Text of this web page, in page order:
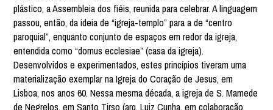
plástico, a Assembleia dos fiéis, reunida para celebrar. A linguagem
passou, então, da ideia de “igreja-templo” para a de “centro
paroquial”, enquanto conjunto de espaços em redor da igreja,
entendida como “domus ecclesiae” (casa da igreja).
Desenvolvidos e experimentados, estes princípios tiveram uma
materialização exemplar na Igreja do Coração de Jesus, em
Lisboa, nos anos 60. Nessa mesma década, a igreja de S. Mamede
de Negrelos, em Santo Tirso (arq. Luiz Cunha, em colaboração